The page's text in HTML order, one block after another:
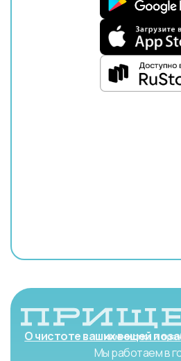
О чистоте ваших вещей
Мы работаем в